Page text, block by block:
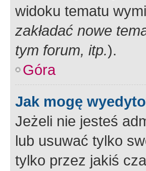
widoku tematu
zakładać nowe
tym forum, itp.).
Góra
Jak mogę
Jeżeli nie jesteś
lub usuwać tylko
tylko przez jakiś